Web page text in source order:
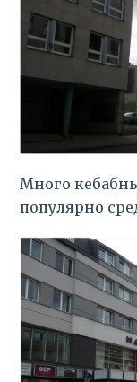
Много
популярно